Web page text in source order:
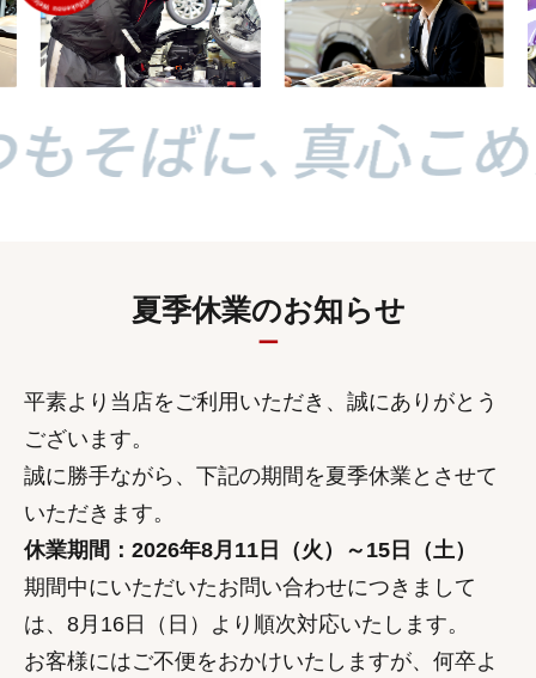
夏季休業のお知らせ
平素より当店をご利用いただき、誠にありがとう
ございます。
誠に勝手ながら、下記の期間を夏季休業とさせて
いただきます。
休業期間：2026年8月11日（火）～15日（土）
期間中にいただいたお問い合わせにつきまして
は、8月16日（日）より順次対応いたします。
お客様にはご不便をおかけいたしますが、何卒よ